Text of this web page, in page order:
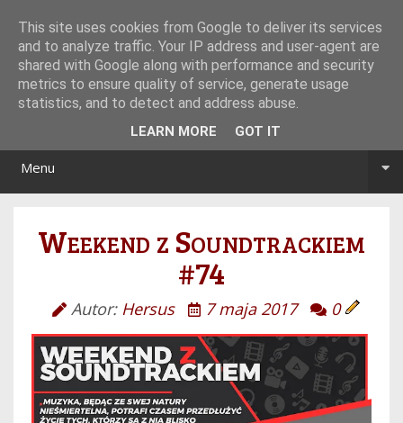
Menu
Weekend z Soundtrackiem
#74
Autor: Hersus 7 maja 2017 0
This site uses cookies from Google to deliver its services
and to analyze traffic. Your IP address and user-agent are
shared with Google along with performance and security
metrics to ensure quality of service, generate usage
statistics, and to detect and address abuse.
LEARN MORE GOT IT